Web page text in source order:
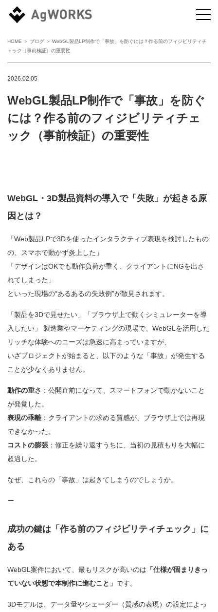
HOME ＞ ブログ ＞ WebGL製品LP制作で「事故」を防ぐには？作る前のフィジビリティチ
ェック（事前検証）の重要性
2026.02.05
WebGL製品LP制作で「事故」を防ぐ
には？作る前のフィジビリティチェ
ック（事前検証）の重要性
WebGL・3D製品資料の導入で「失敗」が起きる原
因とは？
「Web製品LPで3Dを使ったインタラクティブ表現を検討したもの
の、スマホで動かず炎上した」
「デザインはOKでも動作負荷が重く、クライアントにNGを出さ
れてしまった」
といった現場の“あるあるの失敗例”が散見されます。
「製品を3Dで見せたい」「ブラウザ上で動くシミュレーターを導
入したい」 製造業やマーケティングの現場で、WebGLを活用した
リッチな体験へのニーズは急速に高まっていますが、
いざプロジェクトが始まると、以下のような「事故」が発生する
ことが少なくありません。
動作の重さ ：公開直前になって、スマートフォンで動かないこと
が発覚した。
表現の乖離：クライアントの求める質感が、ブラウザ上では再現
できなかった。
コストの膨張 ：修正を繰り返すうちに、当初の見積もりを大幅に
超過した。
なぜ、これらの「事故」は起きてしまうのでしょうか。
ー
成功の鍵は「作る前のフィジビリティチェック」に
ある
WebGL案件において、最もリスクが高いのは 「仕様が固まりきっ
ていない状態で本制作に進むこと」 です。
3Dモデルは、データ量やシェーダー（質感の表現）の設定によっ